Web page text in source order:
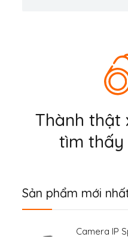
Sản phẩm mới
Camera IP
Thành thật
tìm thấy